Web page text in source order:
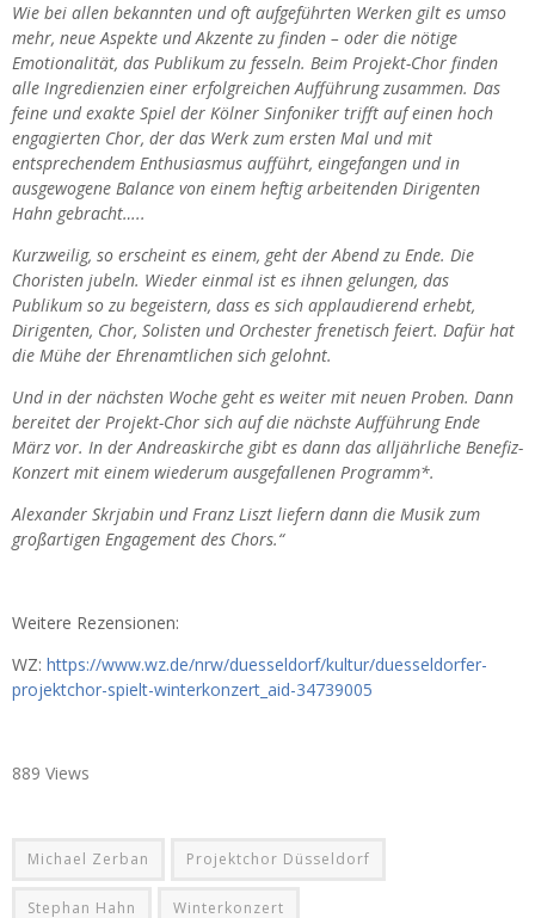
Wie bei allen bekannten und oft aufgeführten Werken gilt es umso
mehr, neue Aspekte und Akzente zu finden – oder die nötige
Emotionalität, das Publikum zu fesseln. Beim Projekt-Chor finden
alle Ingredienzien einer erfolgreichen Aufführung zusammen. Das
feine und exakte Spiel der Kölner Sinfoniker trifft auf einen hoch
engagierten Chor, der das Werk zum ersten Mal und mit
entsprechendem Enthusiasmus aufführt, eingefangen und in
ausgewogene Balance von einem heftig arbeitenden Dirigenten
Hahn gebracht…..
Kurzweilig, so erscheint es einem, geht der Abend zu Ende. Die
Choristen jubeln. Wieder einmal ist es ihnen gelungen, das
Publikum so zu begeistern, dass es sich applaudierend erhebt,
Dirigenten, Chor, Solisten und Orchester frenetisch feiert. Dafür hat
die Mühe der Ehrenamtlichen sich gelohnt.
Und in der nächsten Woche geht es weiter mit neuen Proben. Dann
bereitet der Projekt-Chor sich auf die nächste Aufführung Ende
März vor. In der Andreaskirche gibt es dann das alljährliche Benefiz-
Konzert mit einem wiederum ausgefallenen Programm*.
Alexander Skrjabin und Franz Liszt liefern dann die Musik zum
großartigen Engagement des Chors.“
Weitere Rezensionen:
WZ: https://www.wz.de/nrw/duesseldorf/kultur/duesseldorfer-
projektchor-spielt-winterkonzert_aid-34739005
889 Views
Michael Zerban Projektchor Düsseldorf
Stephan Hahn Winterkonzert